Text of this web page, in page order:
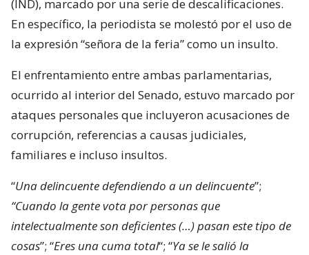
(IND), marcado por una serie de descalificaciones.
En específico, la periodista se molestó por el uso de
la expresión “señora de la feria” como un insulto.
El enfrentamiento entre ambas parlamentarias,
ocurrido al interior del Senado, estuvo marcado por
ataques personales que incluyeron acusaciones de
corrupción, referencias a causas judiciales,
familiares e incluso insultos.
“Una delincuente defendiendo a un delincuente”;
“Cuando la gente vota por personas que
intelectualmente son deficientes (…) pasan este tipo de
cosas”; “Eres una cuma total“; “Ya se le salió la